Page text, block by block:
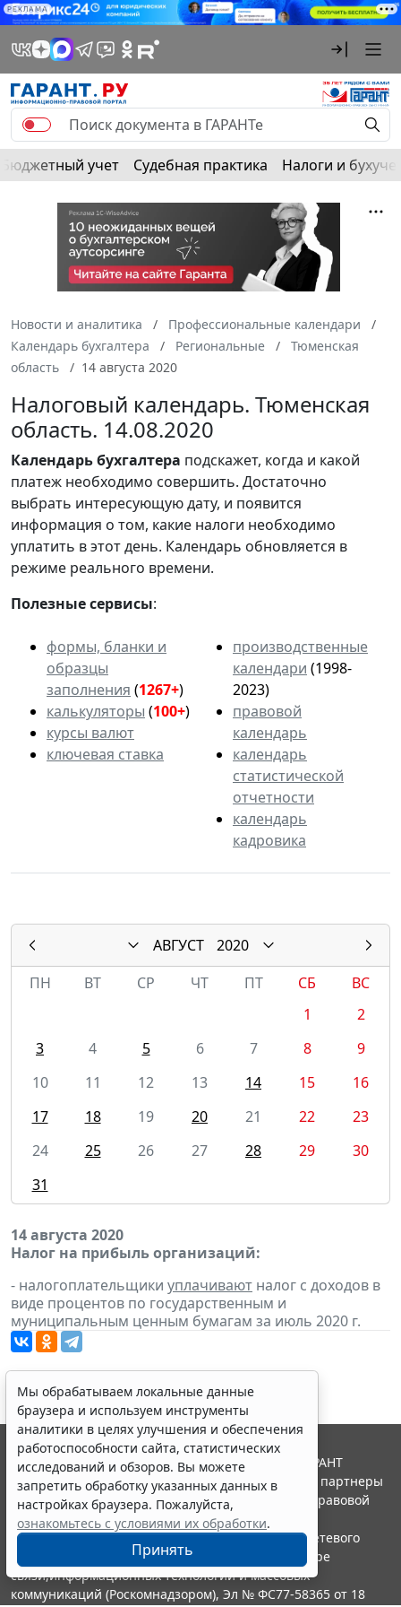
РЕКЛАМА
Бюджетный учет Судебная практика Налоги и
Новости и аналитика
Профессиональные календари
Календарь бухгалтера
Региональные
Тюменская
область
14 августа 2020
Налоговый календарь. Тюменская
область. 14.08.2020
Календарьбухгалтера подскажет, когда и какой
платеж необходимо совершить. Достаточно
выбрать интересующую дату, и появится
информация о том, какие налоги необходимо
уплатить в этот день. Календарь обновляется в
режиме реального времени.
Полезные сервисы:
формы, бланки и
образцы
заполнения (1267+)
калькуляторы (100+)
курсы валют
ключевая ставка
производственные
календари (1998-
2023)
правовой
календарь
календарь
статистической
отчетности
календарь
кадровика
АВГУСТ
2020
ПН
ВТ СР ЧТ ПТ СБ
ВС
1
2
3
4 5 6 7 8
9
10
11 12 13 14 15
16
17
18 19 20 21 22
23
24
25 26 27 28 29
30
31
14 августа 2020
Налог на прибыль организаций:
- налогоплательщики уплачивают налог с доходов в
виде процентов по государственным и
муниципальным ценным бумагам за июль 2020 г.
Мы обрабатываем локальные данные
браузера и используем инструменты
аналитики в целях улучшения и обеспечения
работоспособности сайта, статистических
исследований и обзоров. Вы можете
запретить обработку указанных данных в
настройках браузера. Пожалуйста,
ознакомьтесь с условиями их обработки.
Принять
© ООО "НПП "ГАРАНТ-СЕРВИС", 2026. Система ГАРАНТ
выпускается с 1990 года. Компания "Гарант" и ее партнеры
являются участниками Российской ассоциации правовой
информации ГАРАНТ.
Портал ГАРАНТ.РУ зарегистрирован в качестве сетевого
издания Федеральной службой по надзору в сфере
связи,информационных технологий и массовых
коммуникаций (Роскомнадзором), Эл № ФС77-58365 от 18